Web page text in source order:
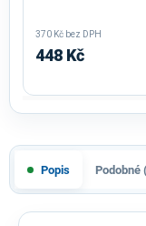
370 Kč bez DPH
448 Kč
Popis Podobné